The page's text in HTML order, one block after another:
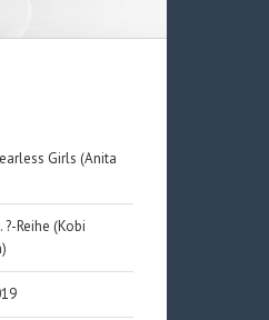
Girls (Anita
Reihe (Kobi